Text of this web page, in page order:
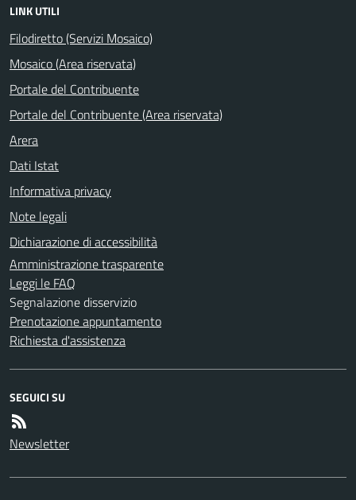
LINK UTILI
Filodiretto (Servizi Mosaico)
Mosaico (Area riservata)
Portale del Contribuente
Portale del Contribuente (Area riservata)
Arera
Dati Istat
Informativa privacy
Note legali
Dichiarazione di accessibilità
Amministrazione trasparente
Leggi le FAQ
Segnalazione disservizio
Prenotazione appuntamento
Richiesta d'assistenza
SEGUICI SU
Newsletter